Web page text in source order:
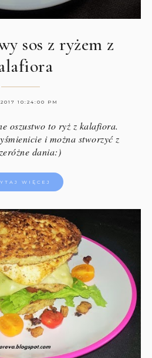
sos z ryżem z
10:24:00 PM
oszustwo to ryż z kalafiora.
i można stworzyć z
dania:)
WIĘCEJ